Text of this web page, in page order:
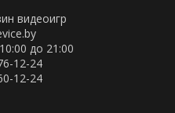
видеоигр
до 21:00
12-24
12-24